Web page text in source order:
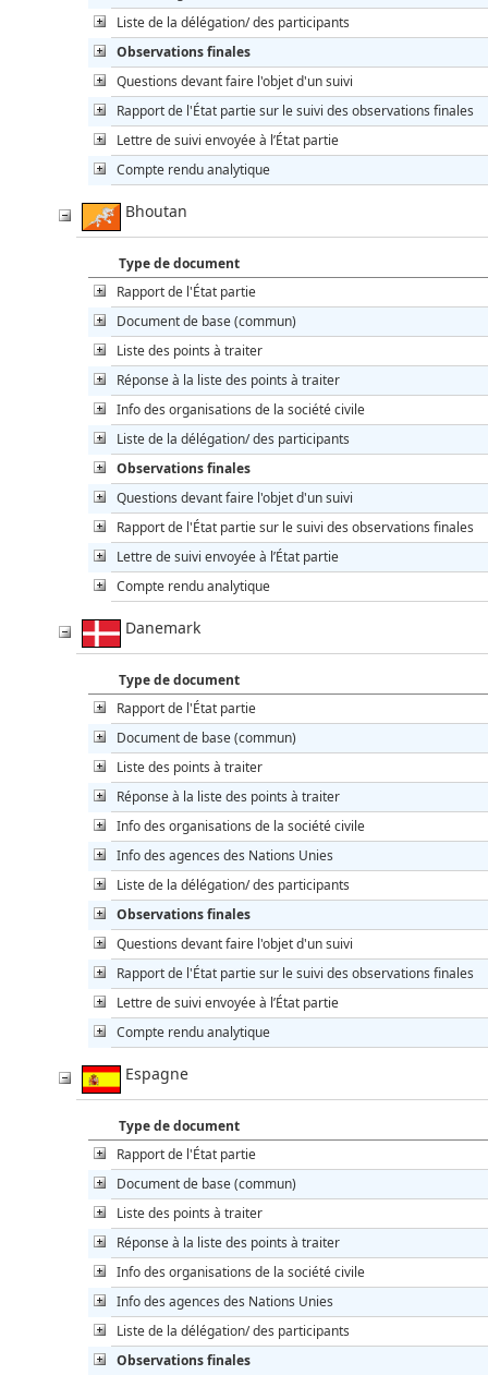
Liste de la délégation/ des participants
Observations finales
Questions devant faire l'objet d'un suivi
Rapport de l'État partie sur le suivi des observations finales
Lettre de suivi envoyée à l’État partie
Compte rendu analytique
Bhoutan
Type de document
Rapport de l'État partie
Document de base (commun)
Liste des points à traiter
Réponse à la liste des points à traiter
Info des organisations de la société civile
Liste de la délégation/ des participants
Observations finales
Questions devant faire l'objet d'un suivi
Rapport de l'État partie sur le suivi des observations finales
Lettre de suivi envoyée à l’État partie
Compte rendu analytique
Danemark
Type de document
Rapport de l'État partie
Document de base (commun)
Liste des points à traiter
Réponse à la liste des points à traiter
Info des organisations de la société civile
Info des agences des Nations Unies
Liste de la délégation/ des participants
Observations finales
Questions devant faire l'objet d'un suivi
Rapport de l'État partie sur le suivi des observations finales
Lettre de suivi envoyée à l’État partie
Compte rendu analytique
Espagne
Type de document
Rapport de l'État partie
Document de base (commun)
Liste des points à traiter
Réponse à la liste des points à traiter
Info des organisations de la société civile
Info des agences des Nations Unies
Liste de la délégation/ des participants
Observations finales